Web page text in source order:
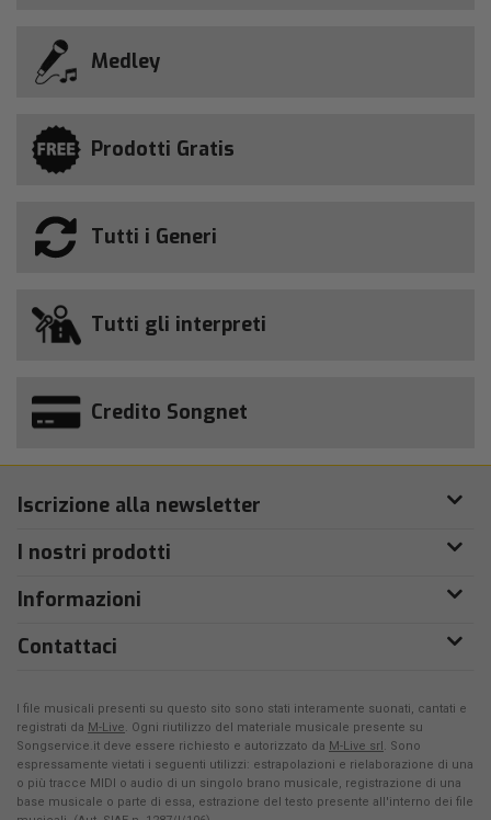
Medley
Prodotti Gratis
Tutti i Generi
Tutti gli interpreti
Credito Songnet
Iscrizione alla newsletter
I nostri prodotti
Informazioni
Contattaci
I file musicali presenti su questo sito sono stati interamente suonati, cantati e
registrati da M-Live. Ogni riutilizzo del materiale musicale presente su
Songservice.it deve essere richiesto e autorizzato da M-Live srl. Sono
espressamente vietati i seguenti utilizzi: estrapolazioni e rielaborazione di una
o più tracce MIDI o audio di un singolo brano musicale, registrazione di una
base musicale o parte di essa, estrazione del testo presente all'interno dei file